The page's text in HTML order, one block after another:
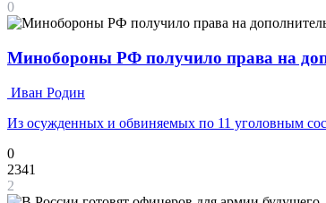
0
Минобороны РФ получило права на
Иван Родин
Из осужденных и обвиняемых по 11 уголовным
0
2341
2